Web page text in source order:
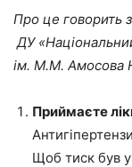
Про це говорить
ДУ
ім. М.М. Амосова
Приймаєте
Щоб тиск був